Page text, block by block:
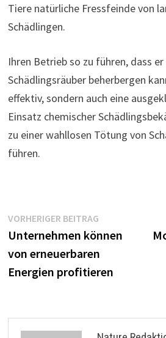
Tiere natürliche Fressfeinde von
Schädlingen.
Ihren Betrieb so zu führen, dass
Schädlingsräuber beherbergen
effektiv, sondern auch eine
Einsatz chemischer
zu einer wahllosen Tötung von
führen.
Beitragsnavigation
VORHERIGER BEITRAGVorheriger
Beitrag:
Unternehmen können
von erneuerbaren
Energien profitieren